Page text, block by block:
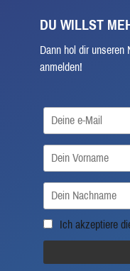
DU WILLST
Dann hol dir unseren
anmelden!
Ich akzeptiere